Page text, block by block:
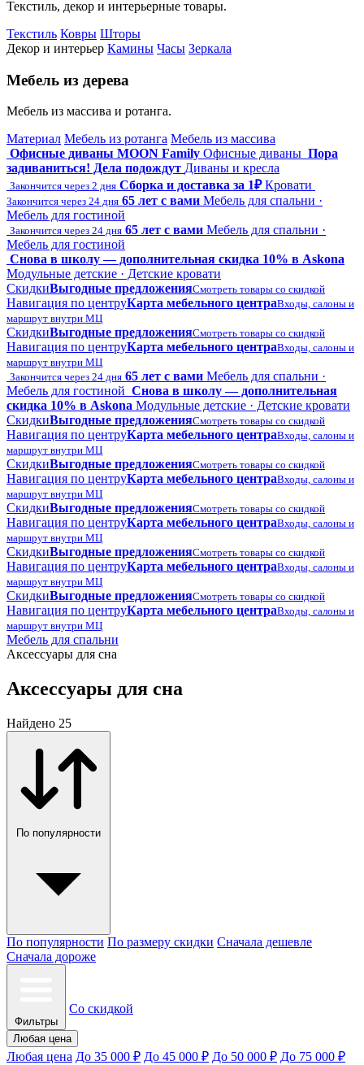
Текстиль, декор и интерьерные товары.
Текстиль Ковры Шторы
Декор и интерьер Камины Часы Зеркала
Мебель из дерева
Мебель из массива и ротанга.
Материал Мебель из ротанга Мебель из массива
Офисные диваны MOON Family Офисные диваны Пора
задиваниться! Дела подождут Диваны и кресла
Закончится через 2 дня Сборка и доставка за 1₽ Кровати
Закончится через 24 дня 65 лет с вами Мебель для спальни ·
Мебель для гостиной
Закончится через 24 дня 65 лет с вами Мебель для спальни ·
Мебель для гостиной
Снова в школу — дополнительная скидка 10% в Askona
Модульные детские · Детские кровати
СкидкиВыгодные предложенияСмотреть товары со скидкой
Навигация по центруКарта мебельного центраВходы, салоны и
маршрут внутри МЦ
СкидкиВыгодные предложенияСмотреть товары со скидкой
Навигация по центруКарта мебельного центраВходы, салоны и
маршрут внутри МЦ
Закончится через 24 дня 65 лет с вами Мебель для спальни ·
Мебель для гостиной Снова в школу — дополнительная
скидка 10% в Askona Модульные детские · Детские кровати
СкидкиВыгодные предложенияСмотреть товары со скидкой
Навигация по центруКарта мебельного центраВходы, салоны и
маршрут внутри МЦ
СкидкиВыгодные предложенияСмотреть товары со скидкой
Навигация по центруКарта мебельного центраВходы, салоны и
маршрут внутри МЦ
СкидкиВыгодные предложенияСмотреть товары со скидкой
Навигация по центруКарта мебельного центраВходы, салоны и
маршрут внутри МЦ
СкидкиВыгодные предложенияСмотреть товары со скидкой
Навигация по центруКарта мебельного центраВходы, салоны и
маршрут внутри МЦ
СкидкиВыгодные предложенияСмотреть товары со скидкой
Навигация по центруКарта мебельного центраВходы, салоны и
маршрут внутри МЦ
Мебель для спальни
Аксессуары для сна
Аксессуары для сна
Найдено 25
По популярности
По популярности По размеру скидки Сначала дешевле
Сначала дороже
Фильтры
Со скидкой
Любая цена
Любая цена До 35 000 ₽ До 45 000 ₽ До 50 000 ₽ До 75 000 ₽